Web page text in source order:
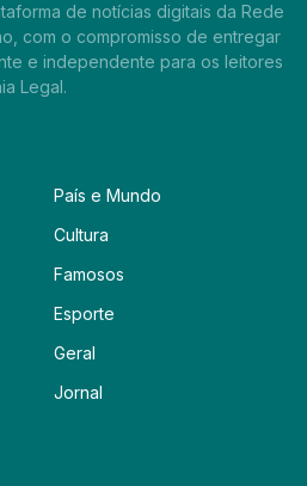
de notícias digitais da Rede
com o compromisso de entregar
e independente para os leitores
Legal.
País e Mundo
Cultura
Famosos
Esporte
Geral
Jornal